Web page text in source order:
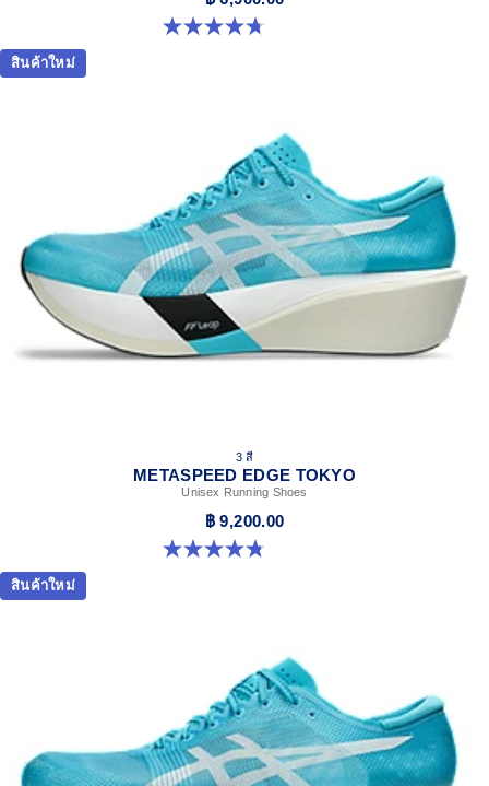
4.7 จาก 5 ดาว 327 รีวิว
สินค้าใหม่
3 สี
METASPEED EDGE TOKYO
Unisex Running Shoes
฿ 9,200.00
4.8 จาก 5 ดาว 469 รีวิว
สินค้าใหม่